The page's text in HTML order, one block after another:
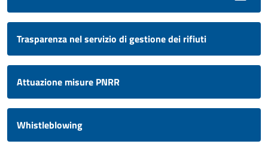
Trasparenza nel servizio di gestione dei rifiuti
Attuazione misure PNRR
Whistleblowing